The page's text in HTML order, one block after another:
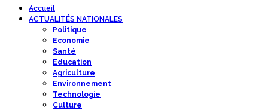
Accueil
ACTUALITÉS NATIONALES
Politique
Economie
Santé
Education
Agriculture
Environnement
Technologie
Culture